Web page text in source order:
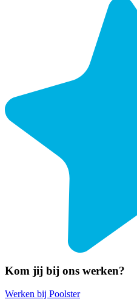
Kom jij bij ons werken?
Werken bij Poolster